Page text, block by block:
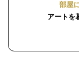
部屋
アートを